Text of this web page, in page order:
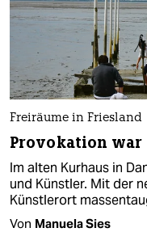
Freiräume in Friesland
Provokation war
Im alten Kurhaus in
und Künstler. Mit der
Künstlerort
Von Manuela Sies